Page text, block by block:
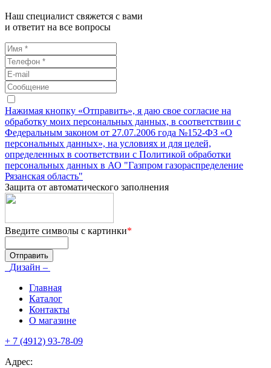
Наш специалист свяжется с вами
и ответит на все вопросы
Нажимая кнопку «Отправить», я даю свое согласие на
обработку моих персональных данных, в соответствии с
Федеральным законом от 27.07.2006 года №152-ФЗ «О
персональных данных», на условиях и для целей,
определенных в соответствии с Политикой обработки
персональных данных в АО "Газпром газораспределение
Рязанская область"
Защита от автоматического заполнения
Введите символы с картинки*
Дизайн –
Главная
Каталог
Контакты
О магазине
+ 7 (4912) 93-78-09
Адрес: